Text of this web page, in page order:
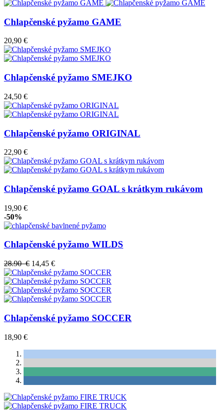
Chlapčenské pyžamo GAME
20,90 €
Chlapčenské pyžamo SMEJKO
24,50 €
Chlapčenské pyžamo ORIGINAL
22,90 €
Chlapčenské pyžamo GOAL s krátkym rukávom
19,90 €
-50%
Chlapčenské pyžamo WILDS
28.90 € 14,45 €
Chlapčenské pyžamo SOCCER
18,90 €